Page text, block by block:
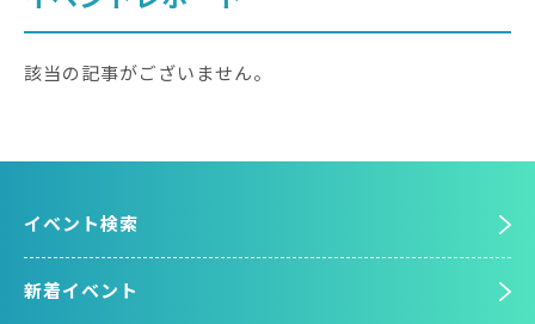
該当の記事がございません。
イベント検索
新着イベント